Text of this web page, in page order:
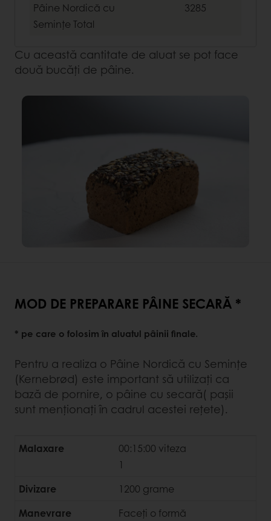
Pâine Nordică cu
Semințe Total
3285
Cu această cantitate de aluat se pot face
două bucăți de pâine.
MOD DE PREPARARE PÂINE SECARĂ *
* pe care o folosim în aluatul pâinii finale.
Pentru a realiza o Pâine Nordică cu Semințe
(Kernebrød) este important să utilizați ca
bază de pornire, o pâine cu secară( pașii
sunt menționați în cadrul acestei rețete).
Malaxare
00:15:00 viteza
1
Divizare
1200 grame
Manevrare
Faceți o formă